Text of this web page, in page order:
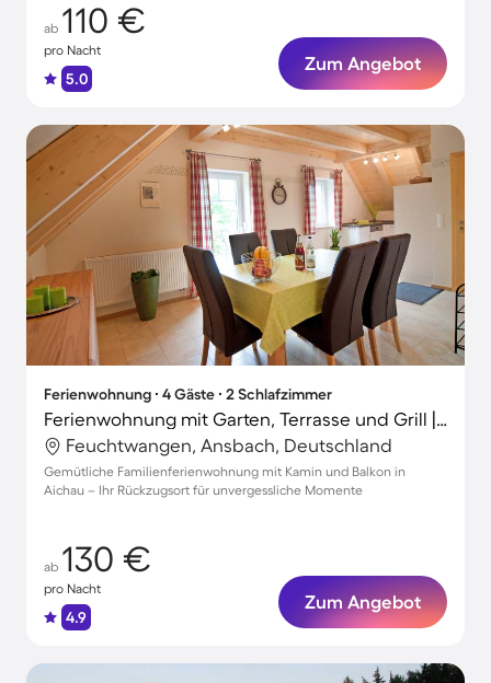
ab 110 €
pro Nacht
5.0
Zum Angebot
Ferienwohnung ∙ 4 Gäste ∙ 2 Schlafzimmer
Ferienwohnung mit Garten, Terrasse und Grill | Gartenblick
Feuchtwangen, Ansbach, Deutschland
Gemütliche Familienferienwohnung mit Kamin und Balkon in
Aichau – Ihr Rückzugsort für unvergessliche Momente
ab 130 €
pro Nacht
4.9
Zum Angebot